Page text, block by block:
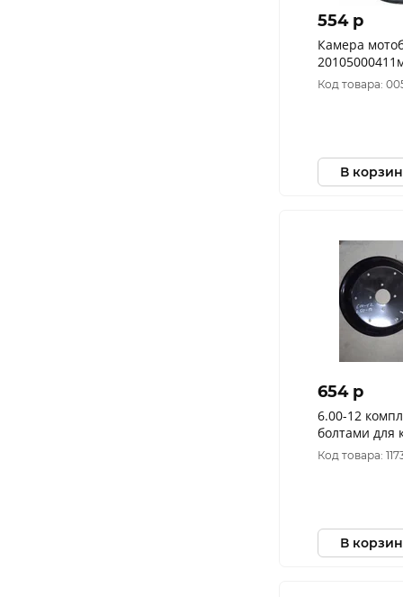
554 p
Камера
Код товара:
В
654 p
6.00-12 комплект дисков с
болтами для
Код товара:
В